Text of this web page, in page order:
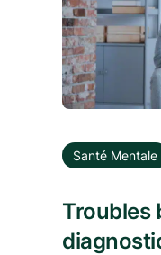
Santé Mentale
Troubles